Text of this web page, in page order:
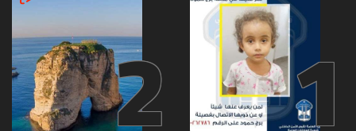
1
2